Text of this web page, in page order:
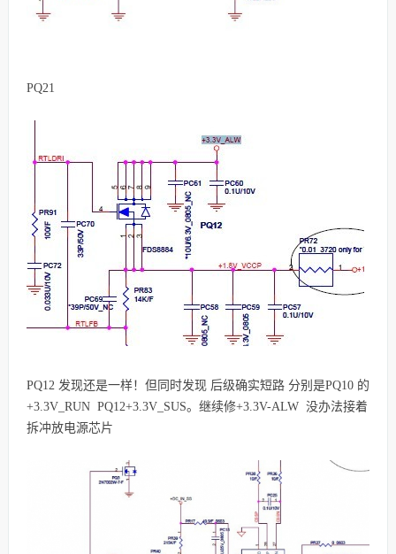
PQ21
PQ12 发现还是一样！但同时发现 后级确实短路 分别是PQ10 的
+3.3V_RUN PQ12+3.3V_SUS。继续修+3.3V-ALW 没办法接着
拆冲放电源芯片